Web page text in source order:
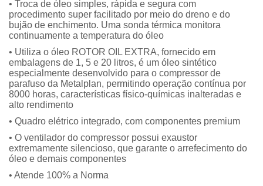
• Troca de óleo simples, rápida e segura com
procedimento super facilitado por meio do dreno e do
bujão de enchimento. Uma sonda térmica monitora
continuamente a temperatura do óleo
• Utiliza o óleo ROTOR OIL EXTRA, fornecido em
embalagens de 1, 5 e 20 litros, é um óleo sintético
especialmente desenvolvido para o compressor de
parafuso da Metalplan, permitindo operação contínua por
8000 horas, características físico-químicas inalteradas e
alto rendimento
• Quadro elétrico integrado, com componentes premium
• O ventilador do compressor possui exaustor
extremamente silencioso, que garante o arrefecimento do
óleo e demais componentes
• Atende 100% a Norma